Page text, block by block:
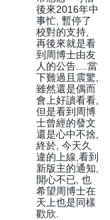
後來2016年中
事忙, 暫停了
校對的支持,
再後來就是看
到周博士由友
人的公告....當
下難過且震驚,
雖然還是偶而
會上好讀看看,
但是看到周博
士曾經的發文
還是心中不捨,
終於, 今天久
違的上線,看到
新版主的通知,
開心不已, 也
希望周博士在
天上也是同樣
歡欣.